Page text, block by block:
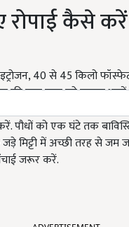
रोपाई कैसे
40 से 45 किलो
कुल मात्रा को बराबर
से पौधे से पौधे की दूरी 45
पौधों को एक घंटे तक
मिट्टी में अच्छी तरह से
जरूर करें.